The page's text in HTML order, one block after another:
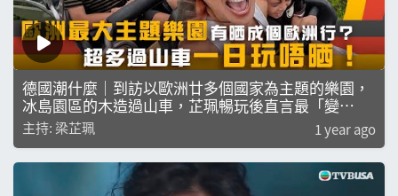
德國潮什麼｜到訪以歐洲廿多個國家為主題的樂園，
冰島園區的木造過山車，芷珮暢玩後直言最「變
態」？｜梁芷珮｜潮什麼系列
主持: 梁芷珮 1 year ago